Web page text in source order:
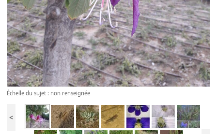
Échelle du sujet : non renseignée
<